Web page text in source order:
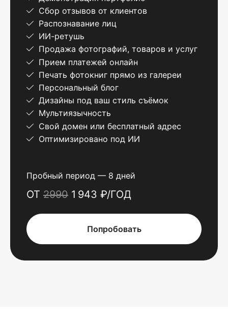
Сбор отзывов от клиентов
Распознавание лиц
ИИ-ретушь
Продажа фотографий, товаров и услуг
Прием платежей онлайн
Печать фотокниг прямо из галереи
Персональный блог
Дизайны под ваш стиль съёмок
Мультиязычность
Свой домен или бесплатный адрес
Оптимизировано под ИИ
Пробный период — 8 дней
ОТ 2990 1 943 ₽/ГОД
Попробовать